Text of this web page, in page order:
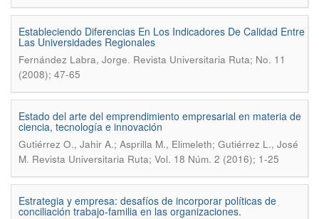
Estableciendo Diferencias En Los Indicadores De Calidad Entre
Las Universidades Regionales
Fernández Labra, Jorge. Revista Universitaria Ruta; No. 11
(2008); 47-65
Estado del arte del emprendimiento empresarial en materia de
ciencia, tecnología e innovación
Gutiérrez O., Jahir A.; Asprilla M., Elimeleth; Gutiérrez L., José
M. Revista Universitaria Ruta; Vol. 18 Núm. 2 (2016); 1-25
Estrategia y empresa: desafíos de incorporar políticas de
conciliación trabajo-familia en las organizaciones.